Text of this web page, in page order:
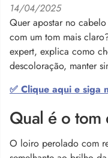
14/04/2025
Quer apostar no cabelo
com um tom mais
expert, explica como
descoloração, manter
✅ Clique aqui e siga
Qual é o
O loiro perolado com